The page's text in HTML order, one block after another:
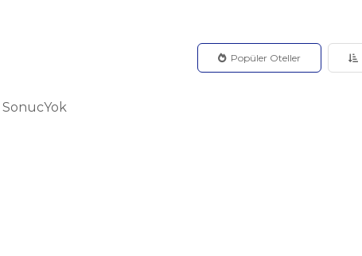
Popüler Oteller
SonucYok